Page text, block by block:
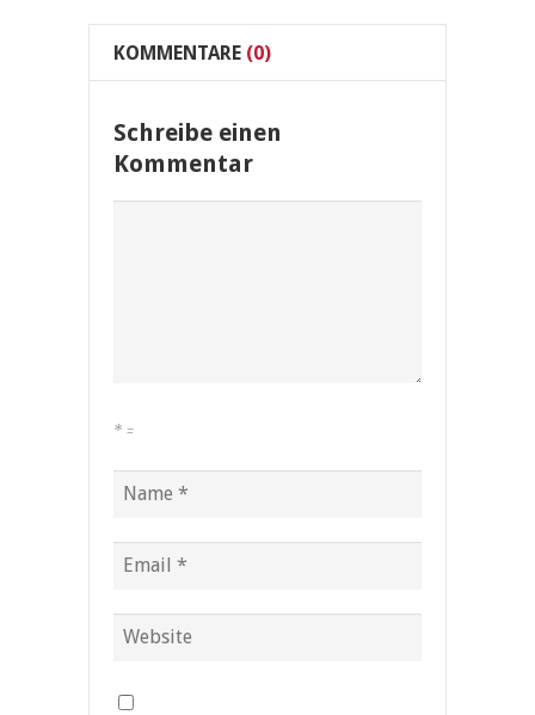
KOMMENTARE (0)
Schreibe einen
Kommentar
* =